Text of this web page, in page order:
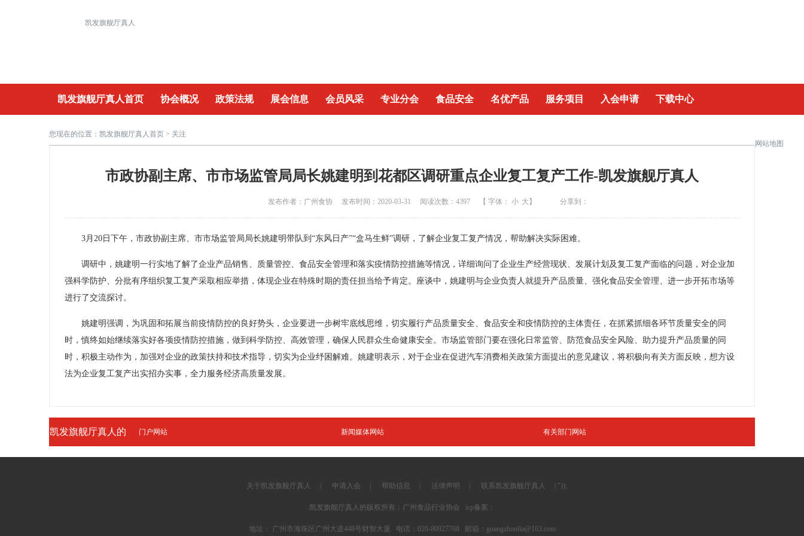
凯发旗舰厅真人
凯发旗舰厅真人首页 协会概况 政策法规 展会信息 会员风采 专业分会 食品安全 名优产品 服务项目 入会申请 下载中心
重要活动
您现在的位置： 凯发旗舰厅真人首页 > 关注
市政协副主席、市市场监管局局长姚建明到花都区调研重点企业复工复产工作-凯发旗舰厅真人
发布作者：广州食协 发布时间：2020-03-31 阅读次数：4397 【 字体： 小 大 】 分享到：
3月20日下午，市政协副主席、市市场监管局局长姚建明带队到“东风日产”“盒马生鲜”调研，了解企业复工复产情况，帮助解决实际困难。
调研中，姚建明一行实地了解了企业产品销售、质量管控、食品安全管理和落实疫情防控措施等情况，详细询问了企业生产经营现状、发展计划及复工复产面临的问题，对企业加
强科学防护、分批有序组织复工复产采取相应举措，体现企业在特殊时期的责任担当给予肯定。座谈中，姚建明与企业负责人就提升产品质量、强化食品安全管理、进一步开拓市场等
进行了交流探讨。
姚建明强调，为巩固和拓展当前疫情防控的良好势头，企业要进一步树牢底线思维，切实履行产品质量安全、食品安全和疫情防控的主体责任，在抓紧抓细各环节质量安全的同
时，慎终如始继续落实好各项疫情防控措施，做到科学防控、高效管理，确保人民群众生命健康安全。市场监管部门要在强化日常监管、防范食品安全风险、助力提升产品质量的同
时，积极主动作为，加强对企业的政策扶持和技术指导，切实为企业纾困解难。姚建明表示，对于企业在促进汽车消费相关政策方面提出的意见建议，将积极向有关方面反映，想方设
法为企业复工复产出实招办实事，全力服务经济高质量发展。
凯发旗舰厅真人的
友情链接
门户网站 新闻媒体网站 有关部门网站
关于凯发旗舰厅真人 申请入会 帮助信息 法律声明 联系凯发旗舰厅真人 | "));
凯发旗舰厅真人的版权所有：广州食品行业协会 icp备案：
地址： 广州市海珠区广州大道448号财智大厦 电话：020-80927768 邮箱： guangzhoufia@163.com
网站地图